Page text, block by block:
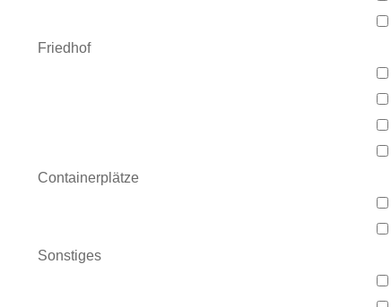
Friedhof
Containerplätze
Sonstiges